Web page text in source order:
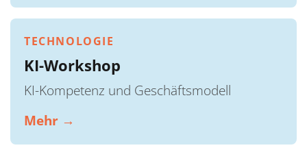
TECHNOLOGIE
KI-Workshop
KI-Kompetenz und Geschäftsmodell
Mehr →